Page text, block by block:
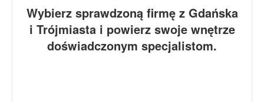
Wybierz sprawdzoną firmę z Gdańska
i Trójmiasta i powierz swoje wnętrze
doświadczonym specjalistom.